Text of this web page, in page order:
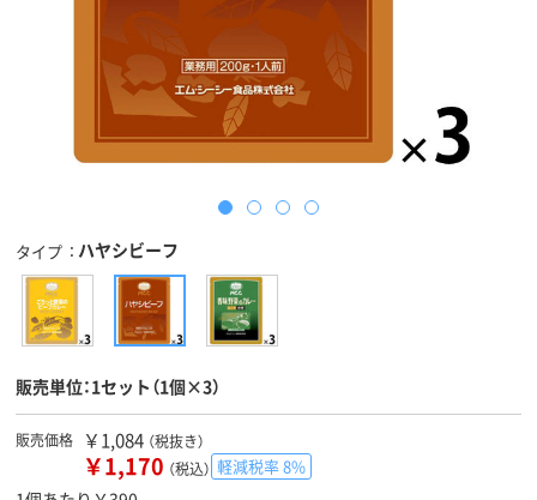
タイプ ハヤシビーフ
販売単位：1セット（1個×3）
販売価格 ￥1,084 （税抜き）
￥1,170 （税込） 軽減税率 8%